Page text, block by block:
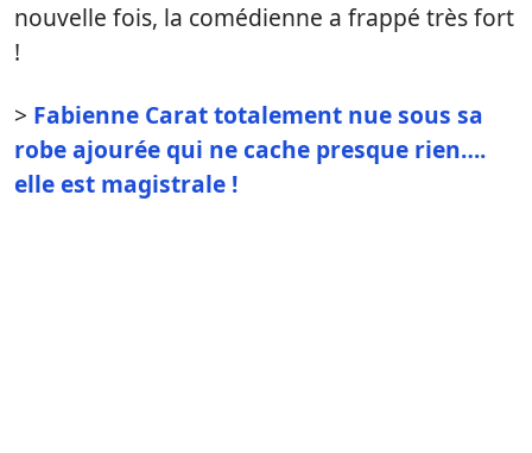
nouvelle fois, la comédienne a frappé très fort
!
> Fabienne Carat totalement nue sous sa
robe ajourée qui ne cache presque rien….
elle est magistrale !